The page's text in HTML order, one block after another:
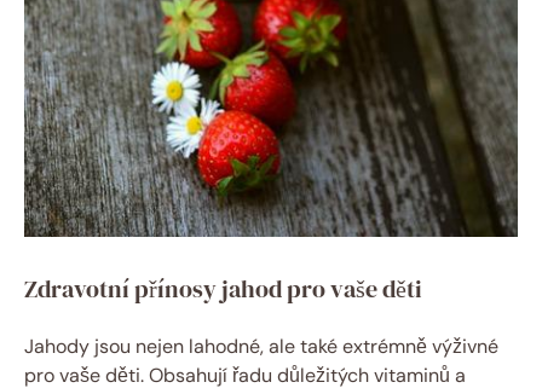
Zdravotní přínosy jahod pro vaše děti
Jahody jsou nejen lahodné, ale také extrémně výživné
pro vaše děti. Obsahují řadu důležitých vitaminů a